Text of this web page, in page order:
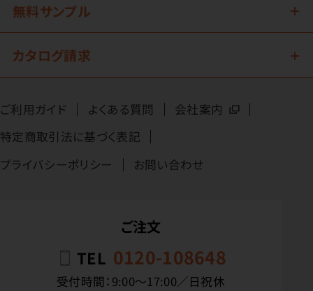
無料サンプル
カタログ請求
ご利用ガイド よくある質問
会社案内
特定商取引法に基づく表記
プライバシーポリシー
お問い合わせ
ご注文
TEL 0120-108648
受付時間：9:00〜17:00／日祝休